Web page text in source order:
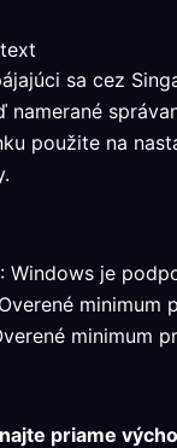
sa cez
namerané
použite na
: Windows je
minimum
minimum
priame